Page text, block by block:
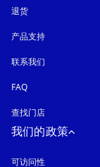
退货
产品支持
联系我们
FAQ
查找门店
我们的政策
可访问性